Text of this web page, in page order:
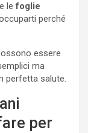
lefoglie
perché
essere
ma
perfetta salute.
per